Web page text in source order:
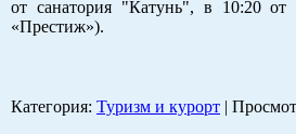
от санатория "Катунь", в 10:20 от
«Престиж»).
Категория: Туризм и курорт |